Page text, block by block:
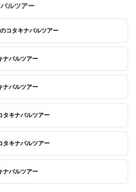
ルツアー
コタキナバルツアー
ナバルツアー
ナバルツアー
タキナバルツアー
タキナバルツアー
ナバルツアー